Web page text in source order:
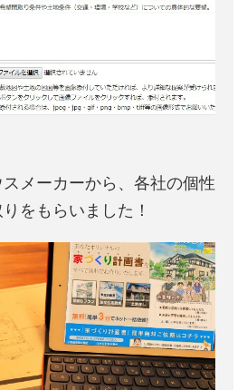
メーカーから、各社の個性
をもらいました！